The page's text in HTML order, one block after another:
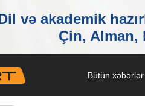
Bütün xəbərlər